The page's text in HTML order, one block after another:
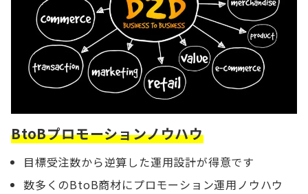
BtoBプロモーションノウハウ
目標受注数から逆算した運用設計が得意です
数多くのBtoB商材にプロモーション運用ノウハウ